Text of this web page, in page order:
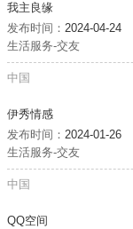
我主良缘
发布时间： 2024-04-24
生活服务-交友
中国
伊秀情感
发布时间： 2024-01-26
生活服务-交友
中国
QQ空间